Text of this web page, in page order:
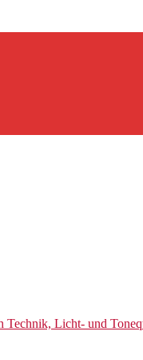
Technik, Licht- und